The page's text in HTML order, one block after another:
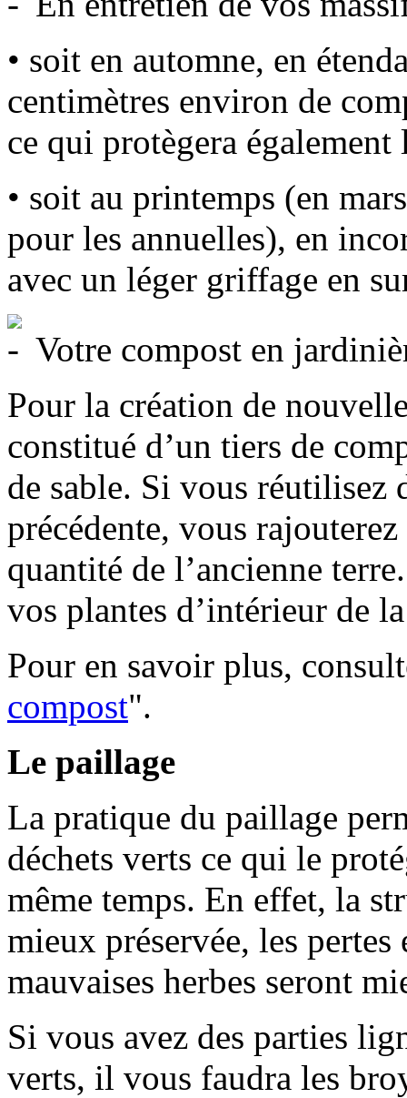
• soit en automne, en
centimètres environ de
ce qui protègera
• soit au printemps (en
pour les annuelles), en
avec un léger griffage en
Votre compost en
Pour la création de
constitué d’un tiers de
de sable. Si vous réutilisez
précédente, vous
quantité de l’ancienne
vos plantes d’intérieur de
Pour en savoir plus,
compost".
Le paillage
La pratique du paillage
déchets verts ce qui le
même temps. En effet, la
mieux préservée, les pertes
mauvaises herbes seront
Si vous avez des parties
verts, il vous faudra les